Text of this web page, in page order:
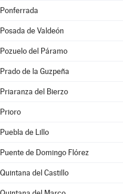
Ponferrada
Posada de Valdeón
Pozuelo del Páramo
Prado de la Guzpeña
Priaranza del Bierzo
Prioro
Puebla de Lillo
Puente de Domingo Flórez
Quintana del Castillo